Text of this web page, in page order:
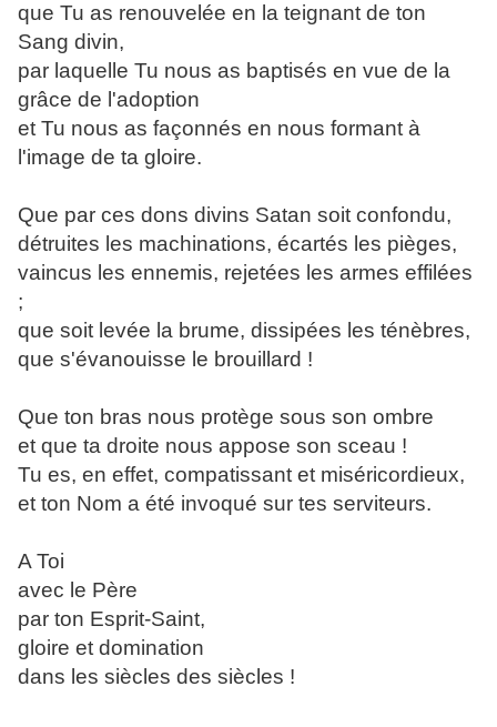
que Tu as renouvelée en la teignant de ton
Sang divin,
par laquelle Tu nous as baptisés en vue de la
grâce de l'adoption
et Tu nous as façonnés en nous formant à
l'image de ta gloire.
Que par ces dons divins Satan soit confondu,
détruites les machinations, écartés les pièges,
vaincus les ennemis, rejetées les armes effilées
;
que soit levée la brume, dissipées les ténèbres,
que s'évanouisse le brouillard !
Que ton bras nous protège sous son ombre
et que ta droite nous appose son sceau !
Tu es, en effet, compatissant et miséricordieux,
et ton Nom a été invoqué sur tes serviteurs.
A Toi
avec le Père
par ton Esprit-Saint,
gloire et domination
dans les siècles des siècles !